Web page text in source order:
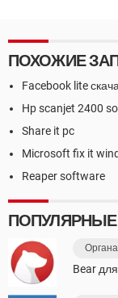
ПОХОЖИЕ
Facebook lite
Hp scanjet 2400
Share it pc
Microsoft fix it
Reaper software
ПОПУЛЯРНЫЕ
Bear